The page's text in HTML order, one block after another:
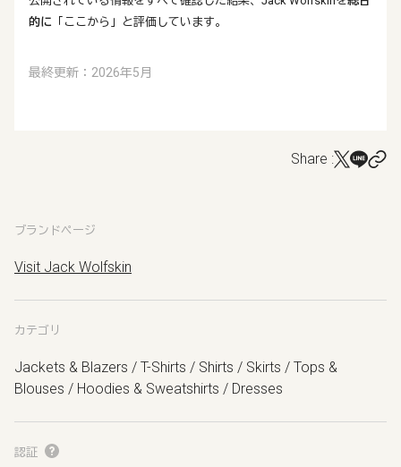
的に 「ここから」と評価しています。
最終更新：2026年5月
Share :
ブランドページ
Visit Jack Wolfskin
カテゴリ
Jackets & Blazers / T-Shirts / Shirts / Skirts / Tops &
Blouses / Hoodies & Sweatshirts / Dresses
認証